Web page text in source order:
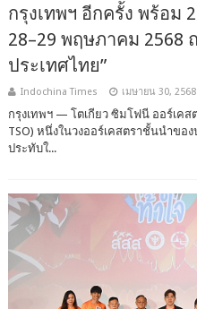
กรุงเทพฯ อีกครั้ง พร้อม
28–29 พฤษภาคม
ประเทศไทย”
Indochina Times เมษายน 30, 2568
กรุงเทพฯ — โตเกียว ซิมโฟนี ออร์เคส
TSO) หนึ่งในวงออร์เคสตราชั้นนำขอ
ประทับใ...